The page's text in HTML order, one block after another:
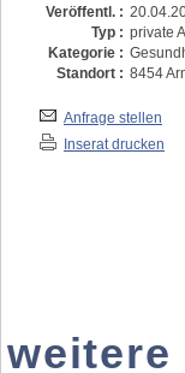
Veröffentl. :
Typ : private
Kategorie :
Standort : 8454
Anfrage stellen
Inserat drucken
weitere